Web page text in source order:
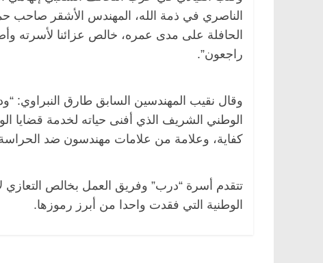
الناصري في ذمة الله، المهندس الأشقر صاحب
الحافلة على مدى عمره، خالص عزائنا لأسرته
راجعون”.
وقال نقيب المهندسين السابق طارق النبراوي:
الوطني الشريف الذي أفنى حياته لخدمة
كفاية، وعلامة من علامات مهندسون ضد
تتقدم أسرة “درب” وفريق العمل بخالص التعازي
الوطنية التي فقدت واحدا من أبرز رموزها.